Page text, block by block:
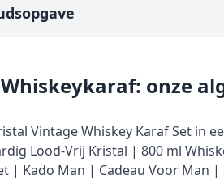
algemene topper
merken
topper
onze
Vintage Whiskey Karaf Set in
Lood-Vrij Kristal | 800 ml
| Kado Man | Cadeau Voor Man |